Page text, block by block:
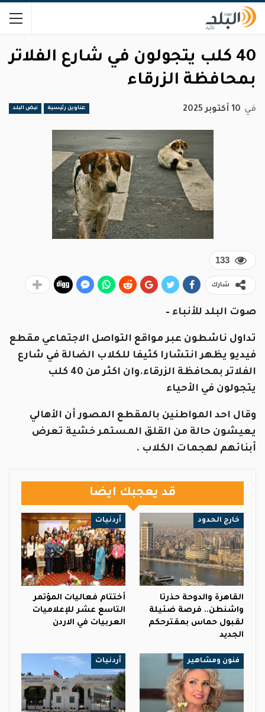
40 كلب يتجولون في شارع الفلاتر
بمحافظة الزرقاء
عناوين رئيسية نبض البلد في 10 أكتوبر 2025
133
شارك
صوت البلد للأنباء –
تداول ناشطون عبر مواقع التواصل الاجتماعي مقطع
فيديو يظهر انتشارا كثيفا للكلاب الضالة في شارع
الفلاتر بمحافظة الزرقاء.وان اكثر من 40 كلب
يتجولون في الأحياء
وقال احد المواطنين بالمقطع المصور أن الأهالي
يعيشون حالة من القلق المستمر خشية تعرض
أبنائهم لهجمات الكلاب .
قد يعجبك ايضا
خارج الحدود
القاهرة والدوحة حذرتا
واشنطن.. فرصة ضئيلة
لقبول حماس بمقترحكم
الجديد
أردنيات
أختتام فعاليات المؤتمر
التاسع عشر للإعلاميات
العربيات في الاردن
فنون ومشاهير أردنيات